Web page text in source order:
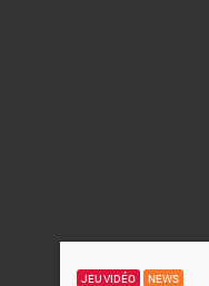
JEU VIDÉO NEWS